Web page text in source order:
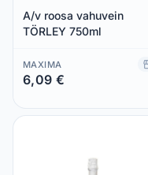
A/v roosa vahuvein
TÖRLEY 750ml
MAXIMA
6,09 €